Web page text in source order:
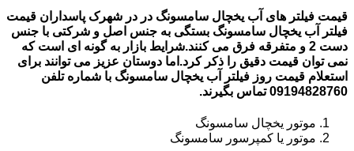
قیمت فیلتر های آب یخچال سامسونگ در در شهرک پاسداران قیمت
فیلتر آب یخچال سامسونگ بستگی به جنس اصل و شرکتی با جنس
دست 2 و متفرقه فرق می کنند.شرایط بازار به گونه ای است که
نمی توان قیمت دقیق را ذکر کرد.اما دوستان عزیز می توانند برای
استعلام قیمت روز فیلتر آب یخچال سامسونگ با شماره تلفن
09194828760 تماس بگیرند.
موتور یخچال سامسونگ
موتور یا کمپرسور سامسونگ